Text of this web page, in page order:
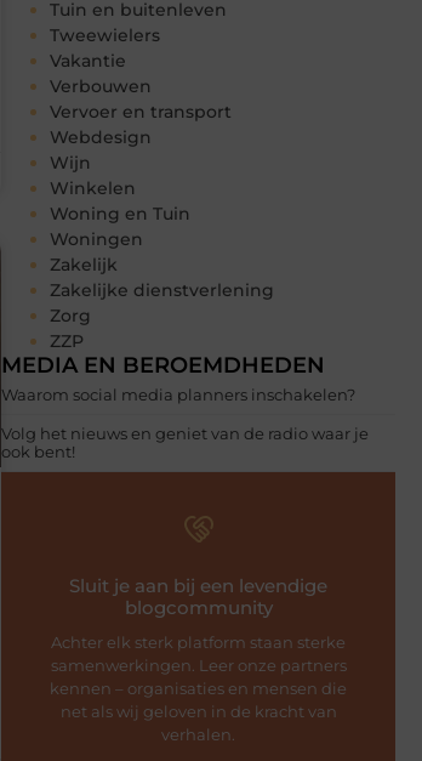
Tuin en buitenleven
Tweewielers
Vakantie
Verbouwen
Vervoer en transport
Webdesign
Wijn
Winkelen
Woning en Tuin
Woningen
Zakelijk
Zakelijke dienstverlening
Zorg
ZZP
MEDIA EN BEROEMDHEDEN
Waarom social media planners inschakelen?
Volg het nieuws en geniet van de radio waar je
ook bent!
Sluit je aan bij een levendige
blogcommunity
Achter elk sterk platform staan sterke
samenwerkingen. Leer onze partners
kennen – organisaties en mensen die
net als wij geloven in de kracht van
verhalen.